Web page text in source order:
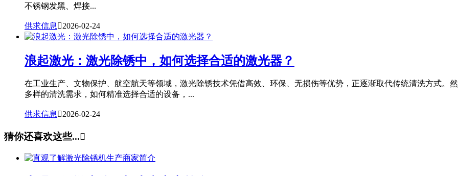
不锈钢发黑、焊接...
供求信息 2026-02-24
浪起激光：激光除锈中，如何选择合适的激光器？
在工业生产、文物保护、航空航天等领域，激光除锈技术凭借高效、环保、无损伤等优势，正逐渐取代传统清洗方式。
多样的清洗需求，如何精准选择合适的设备，...
供求信息2026-02-24
猜你还喜欢这些...